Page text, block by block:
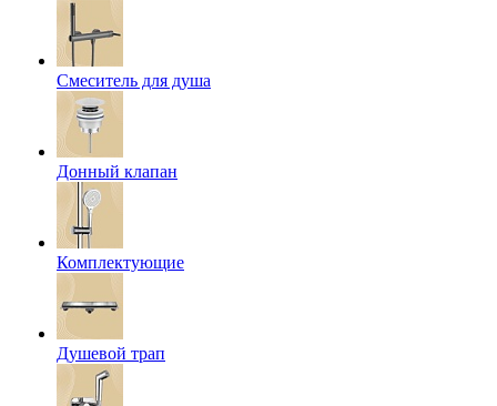
Смеситель для душа
Донный клапан
Комплектующие
Душевой трап